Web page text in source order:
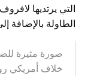
التي يرتديها
الطاولة
صورة مثيرة
خلاف أمريكي